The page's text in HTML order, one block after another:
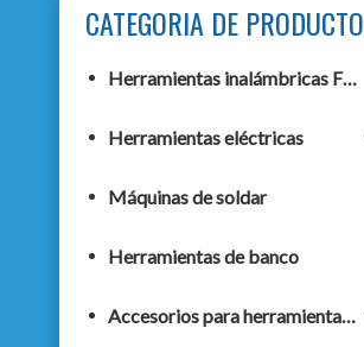
CATEGORIA DE PRODUCTO
Herramientas inalámbricas F20+
Herramientas eléctricas
Máquinas de soldar
Herramientas de banco
Accesorios para herramientas eléctricas